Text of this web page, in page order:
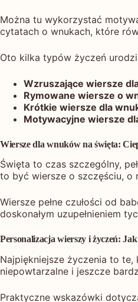
Można tu wykorzystać
cytatach o wnukach, które
Oto kilka typów życzeń
Wzruszające wiersze
Rymowane wiersze o
Krótkie wiersze dla
Motywacyjne wiersze
Wiersze dla wnuków na święta:
Święta to czas szczególny,
to być wiersze o szczęściu, o
Wiersze pełne czułości od
doskonałym uzupełnieniem
Personalizacja wierszy i życzeń:
Najpiękniejsze życzenia to
niepowtarzalne i jeszcze
Praktyczne wskazówki